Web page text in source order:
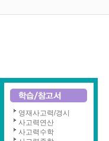
영재사고력/경시
사고력연산
사고력수학